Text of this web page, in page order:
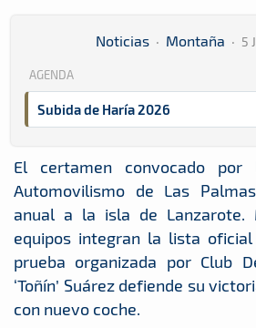
Noticias · Montaña · 5
AGENDA
Subida de Haría 2026
El certamen convocado por
Automovilismo de Las
anual a la isla de Lanzarote.
equipos integran la lista
prueba organizada por Club
‘Toñín’ Suárez defiende su
con nuevo coche.